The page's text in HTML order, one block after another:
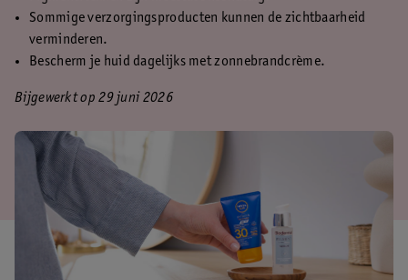
Sommige verzorgingsproducten kunnen de zichtbaarheid
verminderen.
Bescherm je huid dagelijks met zonnebrandcrème.
Bijgewerkt op 29 juni 2026